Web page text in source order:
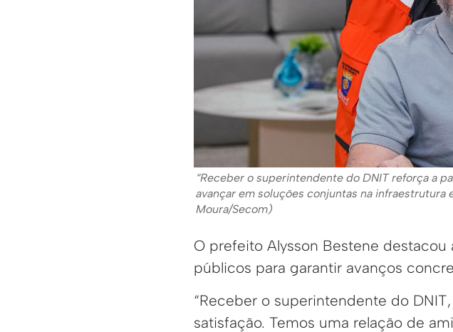
“Receber o superintendente do DNIT reforça a
avançar em soluções conjuntas na infraestrutura
Moura/Secom)
O prefeito Alysson Bestene
públicos para garantir avanços
“Receber o superintendente do
satisfação. Temos uma relação de